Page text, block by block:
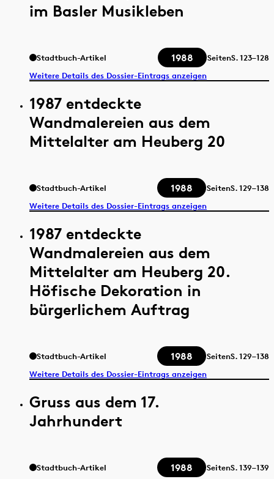
im Basler Musikleben
Stadtbuch-Artikel 1988 SeitenS.123–128
Weitere Details des Dossier-Eintrags anzeigen
1987 entdeckte
Wandmalereien aus dem
Mittelalter am Heuberg 20
Stadtbuch-Artikel 1988 SeitenS.129–138
Weitere Details des Dossier-Eintrags anzeigen
1987 entdeckte
Wandmalereien aus dem
Mittelalter am Heuberg 20.
Höfische Dekoration in
bürgerlichem Auftrag
Stadtbuch-Artikel 1988 SeitenS.129–138
Weitere Details des Dossier-Eintrags anzeigen
Gruss aus dem 17.
Jahrhundert
Stadtbuch-Artikel 1988 SeitenS.139–139